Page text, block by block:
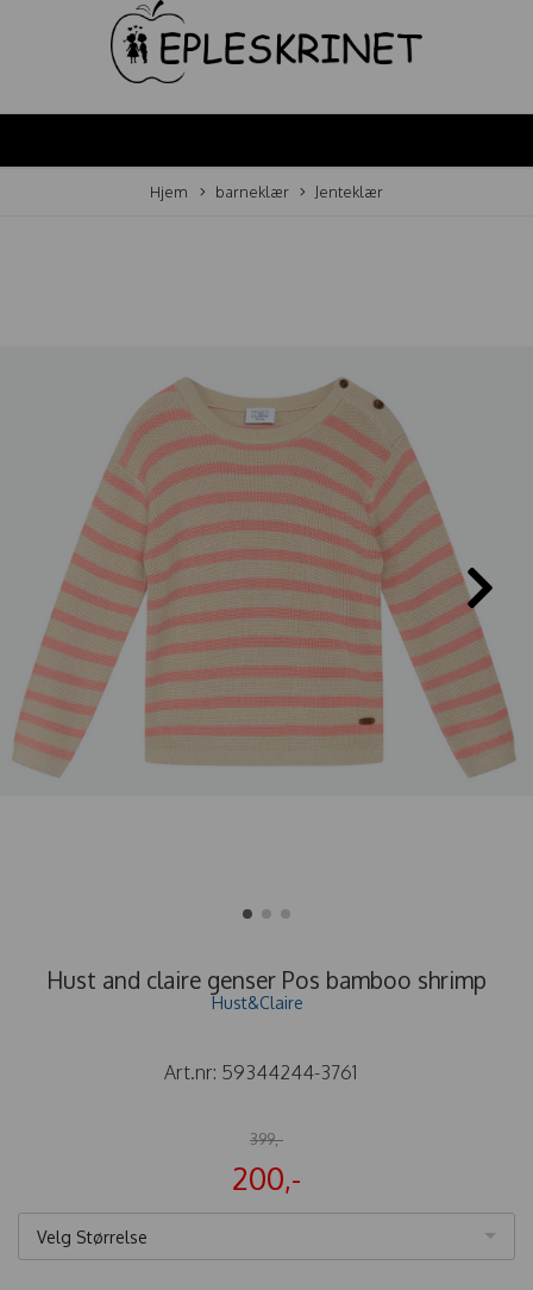
Hjem barneklær Jenteklær
Hust and claire genser Pos bamboo shrimp
Hust&Claire
Art.nr: 59344244-3761
399,-
200,-
Velg Størrelse